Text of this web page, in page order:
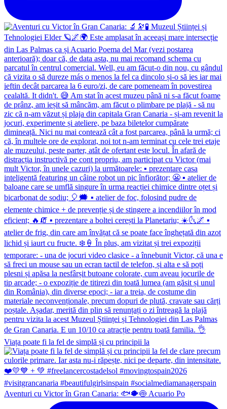
Viața poate fi la fel de simplă și cu principii la
Aventuri cu Victor în Gran Canaria: 🐟🐡🍥 Acuario Po